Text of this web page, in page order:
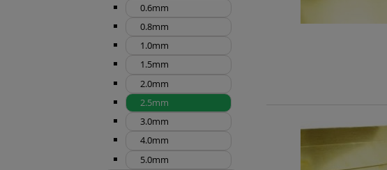
0.6mm
0.8mm
1.0mm
1.5mm
2.0mm
2.5mm
3.0mm
4.0mm
5.0mm